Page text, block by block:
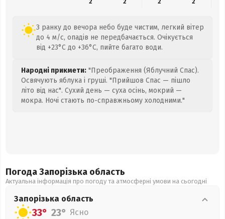
2
2 2 2
З ранку до вечора небо буде чистим, легкий вітер
до 4 м/с, опадів не передбачається. Очікується
від +23°C до +36°C, пийте багато води.
Народні прикмети: "Преображення (Яблучний Спас).
Освячують яблука і груші. "Прийшов Спас — пішло
літо від нас". Сухий день — суха осінь, мокрий —
мокра. Ночі стають по-справжньому холодними."
Погода Запорізька область
Актуальна інформація про погоду та атмосферні умови на сьогодні
Запорізька область
33° 23° Ясно